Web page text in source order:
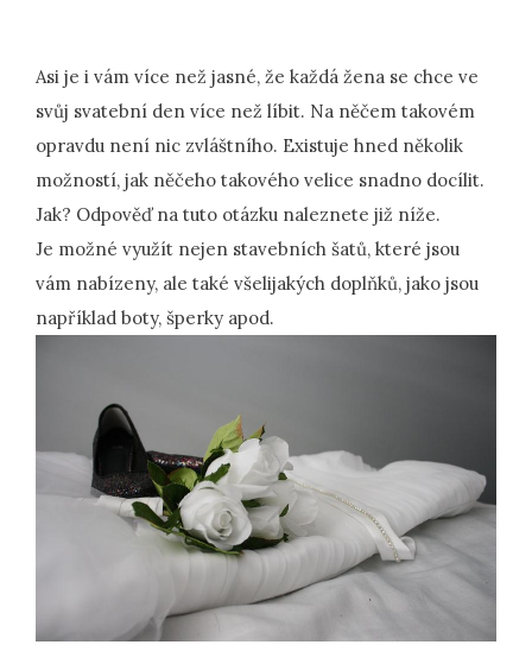
Asi je i vám více než jasné, že každá žena se chce ve
svůj svatební den více než líbit. Na něčem takovém
opravdu není nic zvláštního. Existuje hned několik
možností, jak něčeho takového velice snadno docílit.
Jak? Odpověď na tuto otázku naleznete již níže.
Je možné využít nejen stavebních šatů, které jsou
vám nabízeny, ale také všelijakých doplňků, jako jsou
například boty, šperky apod.